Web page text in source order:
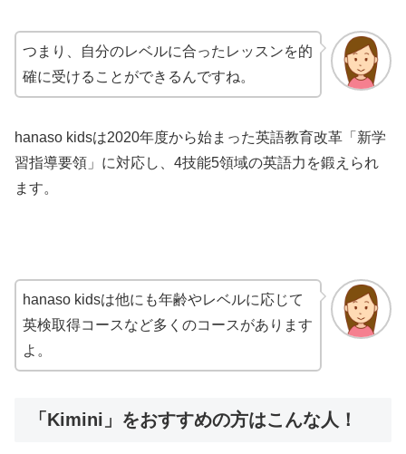
つまり、自分のレベルに合ったレッスンを的
確に受けることができるんですね。
hanaso kidsは2020年度から始まった英語教育改革「新学
習指導要領」に対応し、4技能5領域の英語力を鍛えられ
ます。
hanaso kidsは他にも年齢やレベルに応じて
英検取得コースなど多くのコースがあります
よ。
「Kimini」をおすすめの方はこんな人！